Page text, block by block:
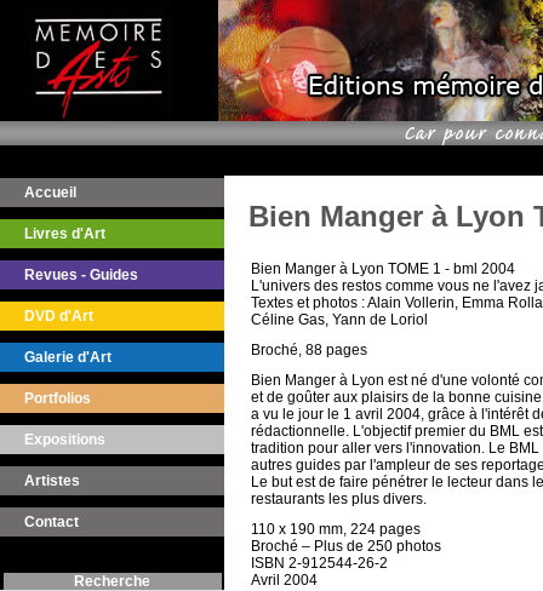
Accueil
Livres d'Art
Revues - Guides
DVD d'Art
Galerie d'Art
Portfolios
Expositions
Artistes
Contact
Recherche
Bien Manger à Lyon
Bien Manger à Lyon TOME 1 - bml 2004
L'univers des restos comme vous ne l'avez
Textes et photos : Alain Vollerin, Emma
Céline Gas, Yann de Loriol
Broché, 88 pages
Bien Manger à Lyon est né d'une volonté
et de goûter aux plaisirs de la bonne
a vu le jour le 1 avril 2004, grâce à l'intérêt
rédactionnelle. L'objectif premier du BML
tradition pour aller vers l'innovation. Le
autres guides par l'ampleur de ses
Le but est de faire pénétrer le lecteur dans
restaurants les plus divers.
110 x 190 mm, 224 pages
Broché – Plus de 250 photos
ISBN 2-912544-26-2
Avril 2004